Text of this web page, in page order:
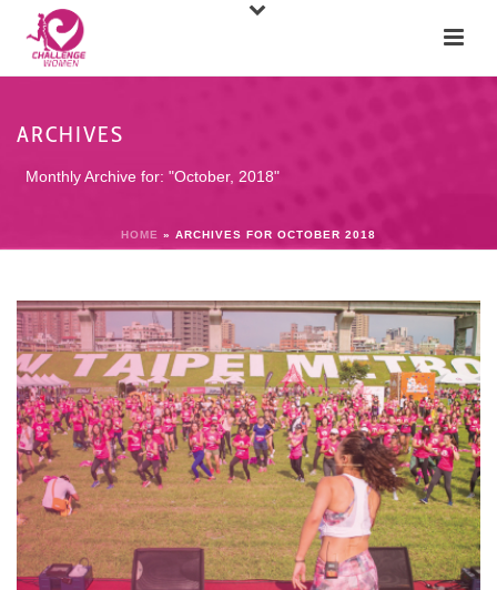
ARCHIVES
Monthly Archive for: "October, 2018"
HOME » ARCHIVES FOR OCTOBER 2018